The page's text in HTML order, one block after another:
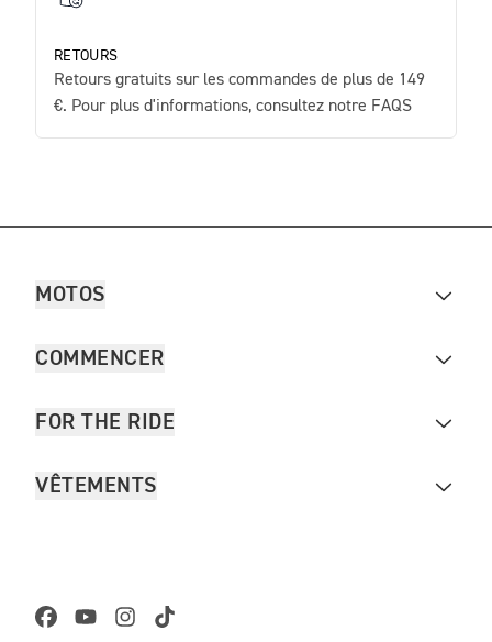
RETOURS
Retours gratuits sur les commandes de plus de 149
€. Pour plus d'informations, consultez notre FAQS
MOTOS
COMMENCER
FOR THE RIDE
VÊTEMENTS